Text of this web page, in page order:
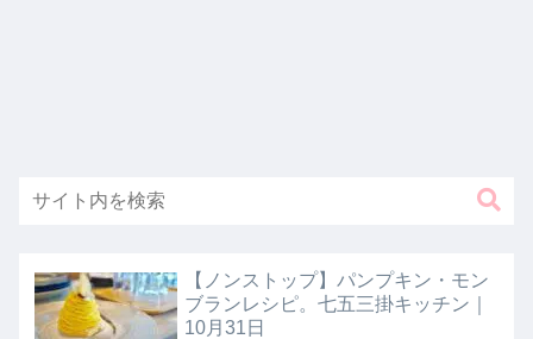
【ノンストップ】パンプキン・モン
ブランレシピ。七五三掛キッチン｜
10月31日